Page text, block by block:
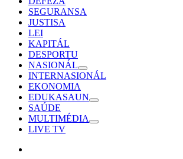
SEGURANSA
JUSTISA
LEI
KAPITÁL
DESPORTU
NASIONÁL
INTERNASIONÁL
EKONOMIA
EDUKASAUN
SAÚDE
MULTIMÉDIA
LIVE TV